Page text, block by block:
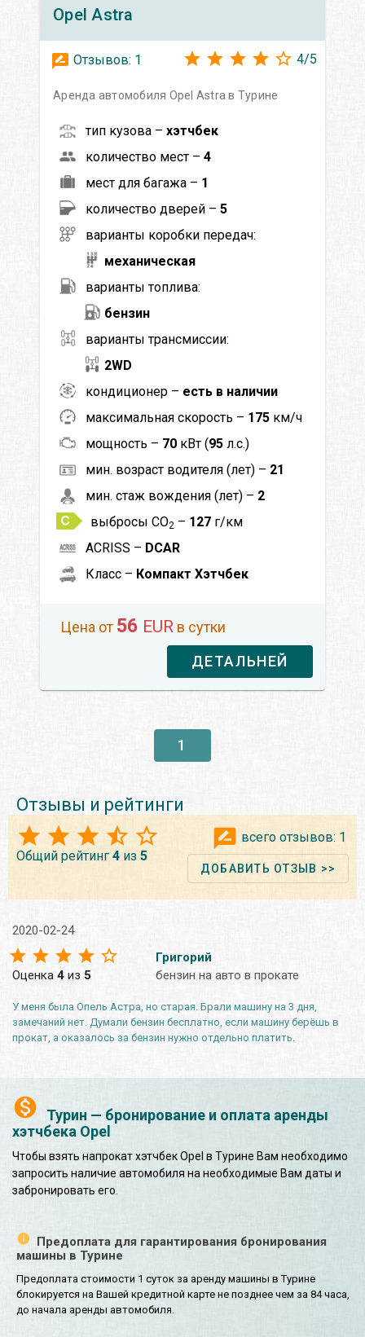
Турин — бронирование и оплата аренды
хэтчбека Opel
Чтобы взять напрокат хэтчбек Opel в Турине Вам необходимо
запросить наличие автомобиля на необходимые Вам даты и
забронировать его.
Предоплата для гарантирования бронирования
машины в Турине
Предоплата стоимости 1 суток за аренду машины в Турине
блокируется на Вашей кредитной карте не позднее чем за 84 часа,
до начала аренды автомобиля.
Opel Astra
Отзывов: 1 4/5
Аренда автомобиля Opel Astra в Турине
тип кузова – хэтчбек
количество мест – 4
мест для багажа – 1
количество дверей – 5
варианты коробки передач:
механическая
варианты топлива:
бензин
варианты трансмиссии:
2WD
кондиционер – есть в наличии
максимальная скорость – 175 км/ч
мощность – 70 кВт (95 л.с.)
мин. возраст водителя (лет) – 21
мин. стаж вождения (лет) – 2
выбросы CO2 – 127 г/км
ACRISS – DCAR
Класс – Компакт Хэтчбек
Цена от 56 EUR в сутки
ДЕТАЛЬНЕЙ
1
Отзывы и рейтинги
Общий рейтинг 4 из 5
всего отзывов: 1
ДОБАВИТЬ ОТЗЫВ >>
2020-02-24
Оценка 4 из 5
Григорий
бензин на авто в прокате
У меня была Опель Астра, но старая. Брали машину на 3 дня,
замечаний нет. Думали бензин бесплатно, если машину берёшь в
прокат, а оказалось за бензин нужно отдельно платить.